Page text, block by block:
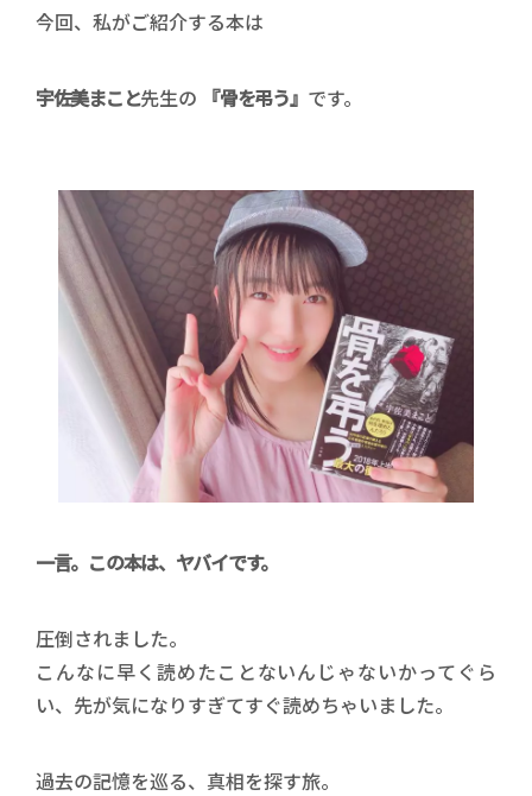
今回、私がご紹介する本は
宇佐美まこと先生の 『骨を弔う』 です。
一言。この本は、ヤバイです。
圧倒されました。
こんなに早く読めたことないんじゃないかってぐら
い、先が気になりすぎてすぐ読めちゃいました。
過去の記憶を巡る、真相を探す旅。